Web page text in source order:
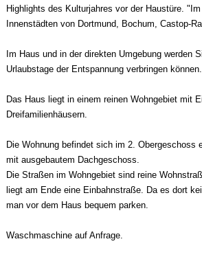
Highlights des Kulturjahres vor der Haustüre.
Innenstädten von Dortmund, Bochum, Castop-
Im Haus und in der direkten Umgebung werden
Urlaubstage der Entspannung verbringen können.
Das Haus liegt in einem reinen Wohngebiet mit
Dreifamilienhäusern.
Die Wohnung befindet sich im 2. Obergeschoss
mit ausgebautem Dachgeschoss.
Die Straßen im Wohngebiet sind reine
liegt am Ende eine Einbahnstraße. Da es dort
man vor dem Haus bequem parken.
Waschmaschine auf Anfrage.